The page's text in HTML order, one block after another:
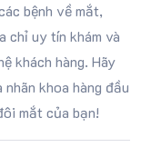
bệnh về mắt,
chỉ uy tín khám và
khách hàng. Hãy
khoa hàng đầu
mắt của bạn!